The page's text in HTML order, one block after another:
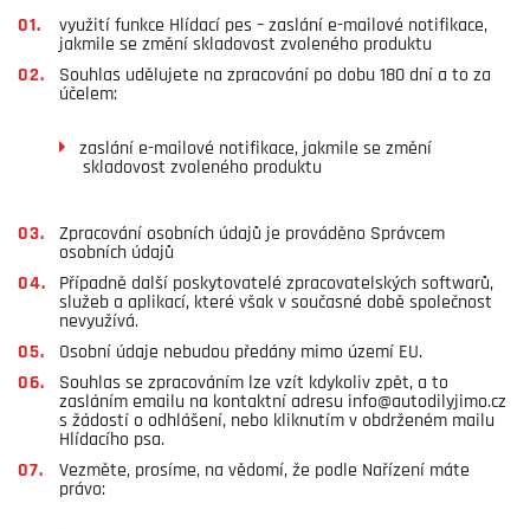
využití funkce Hlídací pes – zaslání e-mailové notifikace,
jakmile se změní skladovost zvoleného produktu
Souhlas udělujete na zpracování po dobu 180 dní a to za
účelem:
zaslání e-mailové notifikace, jakmile se změní
skladovost zvoleného produktu
Zpracování osobních údajů je prováděno Správcem
osobních údajů
Případně další poskytovatelé zpracovatelských softwarů,
služeb a aplikací, které však v současné době společnost
nevyužívá.
Osobní údaje nebudou předány mimo území EU.
Souhlas se zpracováním lze vzít kdykoliv zpět, a to
zasláním emailu na kontaktní adresu info@autodilyjimo.cz
s žádostí o odhlášení, nebo kliknutím v obdrženém mailu
Hlídacího psa.
Vezměte, prosíme, na vědomí, že podle Nařízení máte
právo: